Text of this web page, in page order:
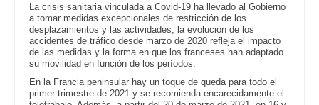
La crisis sanitaria vinculada a Covid-19 ha llevado al Gobierno
a tomar medidas excepcionales de restricción de los
desplazamientos y las actividades, la evolución de los
accidentes de tráfico desde marzo de 2020 refleja el impacto
de las medidas y la forma en que los franceses han adaptado
su movilidad en función de los períodos.
En la Francia peninsular hay un toque de queda para todo el
primer trimestre de 2021 y se recomienda encarecidamente el